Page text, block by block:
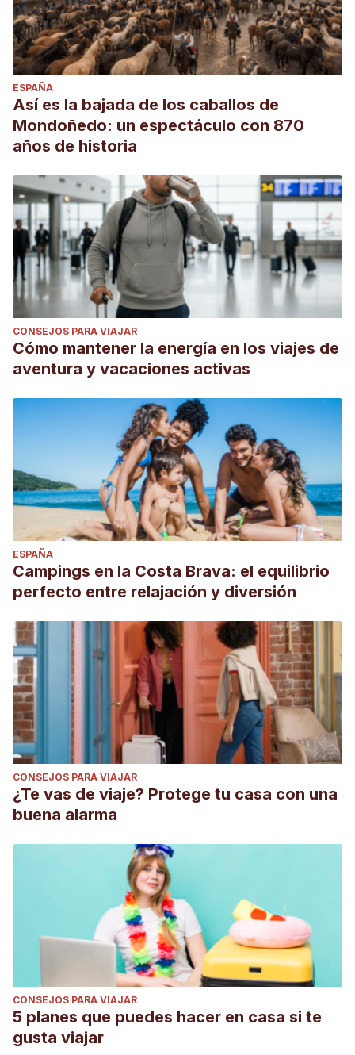
ESPAÑA
Así es la bajada de los caballos de
Mondoñedo: un espectáculo con 870
años de historia
CONSEJOS PARA VIAJAR
Cómo mantener la energía en los viajes de
aventura y vacaciones activas
ESPAÑA
Campings en la Costa Brava: el equilibrio
perfecto entre relajación y diversión
CONSEJOS PARA VIAJAR
¿Te vas de viaje? Protege tu casa con una
buena alarma
CONSEJOS PARA VIAJAR
5 planes que puedes hacer en casa si te
gusta viajar